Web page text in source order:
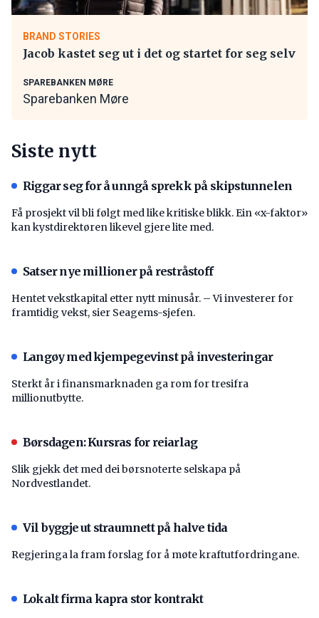
BRAND STORIES
Jacob kastet seg ut i det og startet for seg selv
SPAREBANKEN MØRE
Sparebanken Møre
Siste nytt
Riggar seg for å unngå sprekk på skipstunnelen
Få prosjekt vil bli følgt med like kritiske blikk. Ein «x-faktor»
kan kystdirektøren likevel gjere lite med.
Satser nye millioner på restråstoff
Hentet vekstkapital etter nytt minusår. – Vi investerer for
framtidig vekst, sier Seagems-sjefen.
Langøy med kjempegevinst på investeringar
Sterkt år i finansmarknaden ga rom for tresifra
millionutbytte.
Børsdagen: Kursras for reiarlag
Slik gjekk det med dei børsnoterte selskapa på
Nordvestlandet.
Vil byggje ut straumnett på halve tida
Regjeringa la fram forslag for å møte kraftutfordringane.
Lokalt firma kapra stor kontrakt